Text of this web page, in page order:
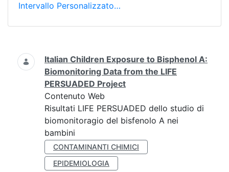
Intervallo Personalizzato…
Ricerca
Italian Children Exposure to Bisphenol A:
Biomonitoring Data from the LIFE
PERSUADED Project
Contenuto Web
Risultati LIFE PERSUADED dello studio di
biomonitoragio del bisfenolo A nei
bambini
CONTAMINANTI CHIMICI
EPIDEMIOLOGIA